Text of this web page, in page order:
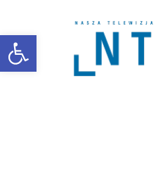
Otwórz pasek narzędzi